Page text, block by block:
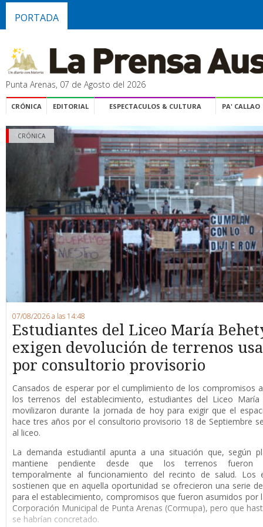
PORTADA
Punta Arenas, 07 de Agosto del 2026
CRÓNICA EDITORIAL ESPECTACULOS & CULTURA PA' CALLAO
CRÓNICA
07/08/2026 a las 14:48
Estudiantes del Liceo María
exigen devolución de terrenos
por consultorio provisorio
Cansados de esperar por el cumplimiento de los compromisos
los terrenos del establecimiento, estudiantes del Liceo
movilizaron durante la jornada de hoy para exigir que el
hace tres años por el consultorio provisorio 18 de Septiembre
al liceo.
La demanda estudiantil apunta a una situación que, según
mantiene pendiente desde que los terrenos fueron
temporalmente al funcionamiento del recinto de salud. Los
sostienen que en aquella oportunidad se ofrecieron una serie
para el establecimiento, compromisos que fueron asumidos por
Corporación Municipal de Punta Arenas (Cormupa), pero que
se habrían concretado.